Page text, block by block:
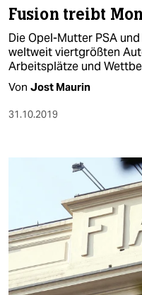
Fusion treibt
Die Opel-Mutter PSA
weltweit viertgrößten
Arbeitsplätze und
Von Jost Maurin
31.10.2019